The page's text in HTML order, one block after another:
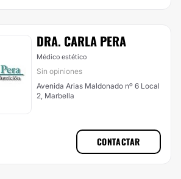
DRA. CARLA PERA
Médico estético
Sin opiniones
Avenida Arias Maldonado nº 6 Local
2, Marbella
CONTACTAR